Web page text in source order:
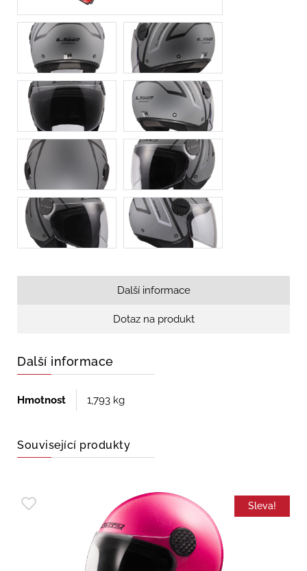
Další informace
Dotaz na produkt
Další informace
Hmotnost 1,793 kg
Související produkty
Sleva!